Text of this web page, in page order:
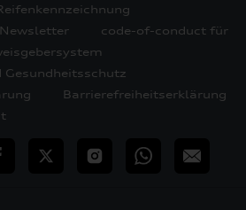
Newsletter
code-of-conduct für
Gesundheitsschutz
Barrierefreiheitserklärung
Twitter InstagramWhatsApp
E-